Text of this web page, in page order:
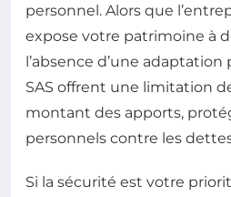
personnel. Alors que
expose votre patrimoine à
l’absence d’une adaptation
SAS offrent une limitation
montant des apports,
personnels contre les
Si la sécurité est votre